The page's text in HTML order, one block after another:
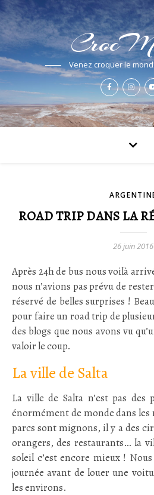
Venez croquer le
ROAD TRIP DANS LA
26 juin 2016
Après 24h de bus nous voilà arrivés à Salta, une région où
nous n’avions pas prévu de
réservé de belles surprises !
pour faire un road trip de
des blogs que nous avons vu
valoir le coup.
La ville de Salta
La ville de Salta n’est pas des
énormément de monde dans les
parcs sont mignons, il y a des
orangers, des restaurants… la
soleil c’est encore mieux ! Nous
journée avant de louer une
les environs.